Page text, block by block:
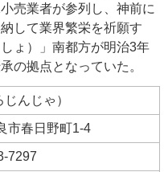
売業者が参列し、神前に
して業界繁栄を祈願す
ょ）」南都方が明治3年
の拠点となっていた。
んじゃ）
春日野町1-4
7297